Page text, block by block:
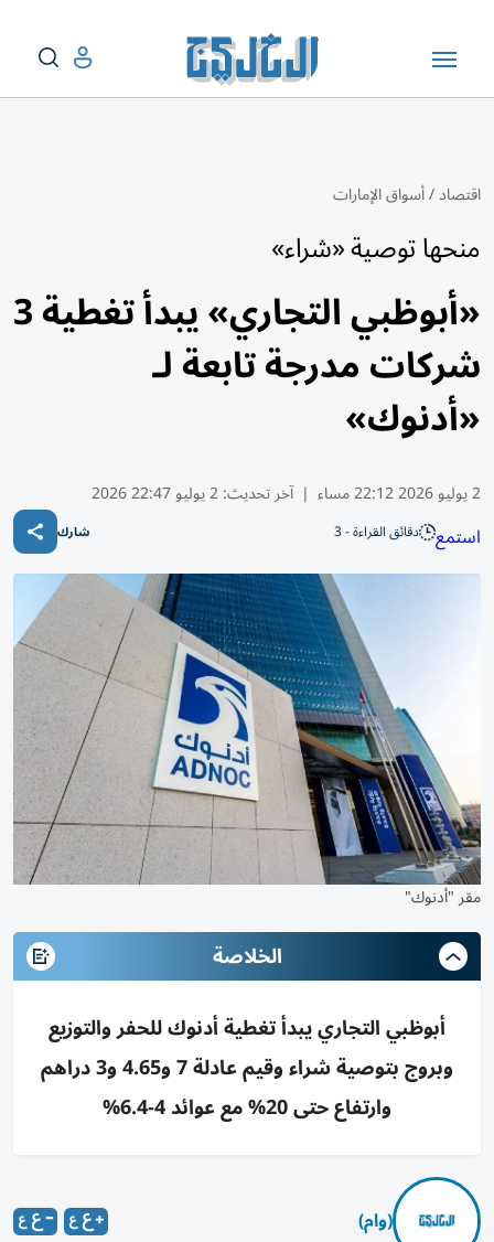
اقتصاد/أسواق الإمارات
منحها توصية «شراء»
«أبوظبي التجاري» يبدأ تغطية 3
شركات مدرجة تابعة لـ
«أدنوك»
2 يوليو 2026 22:12 مساء | آخر تحديث:2 يوليو 22:47 2026
استمع دقائق القراءة - 3 شارك
مقر "أدنوك"
الخلاصة
أبوظبي التجاري يبدأ تغطية أدنوك للحفر والتوزيع
وبروج بتوصية شراء وقيم عادلة 7 و4.65 و3 دراهم
وارتفاع حتى 20% مع عوائد 4-6.4%
(وام)